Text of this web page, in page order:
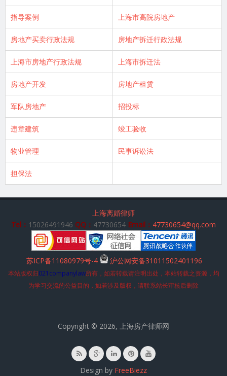
指导案例 上海市高院房地产
房地产买卖行政法规 房地产拆迁行政法规
上海市房地产行政法规 上海市拆迁法
房地产开发 房地产租赁
军队房地产 招投标
违章建筑 竣工验收
物业管理 民事诉讼法
担保法
上海离婚律师
Tel： 15026491946 QQ： 47730654 Email： 47730654@qq.com
苏ICP备11080979号-4 沪公网安备31011502401196
本站版权归021companylaw所有，如若转载请注明出处，本站转载之资源，均
为学习交流的公益目的，如若涉及版权，请联系站长审核后删除
Copyright © 2026, 上海房产律师网
Design by FreeBiezz